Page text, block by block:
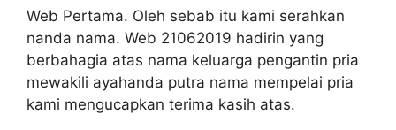
Web Pertama. Oleh sebab itu kami serahkan
nanda nama. Web 21062019 hadirin yang
berbahagia atas nama keluarga pengantin pria
mewakili ayahanda putra nama mempelai pria
kami mengucapkan terima kasih atas.